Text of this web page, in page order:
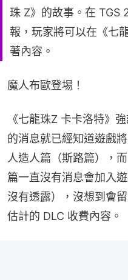
珠 Z》的故事。在 TGS
報，玩家將可以在《七
著內容。
魔人布歐登埸！
《七龍珠Z 卡卡洛特》
的消息就已經知道遊戲
人造人篇（斯路篇），
篇一直沒有消息會加入
沒有透露），沒想到會
估計的 DLC 收費內容。